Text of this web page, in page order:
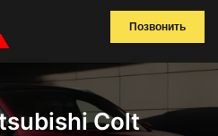
Позвонить
Colt